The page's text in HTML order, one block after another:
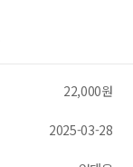
22,000원
2025-03-28